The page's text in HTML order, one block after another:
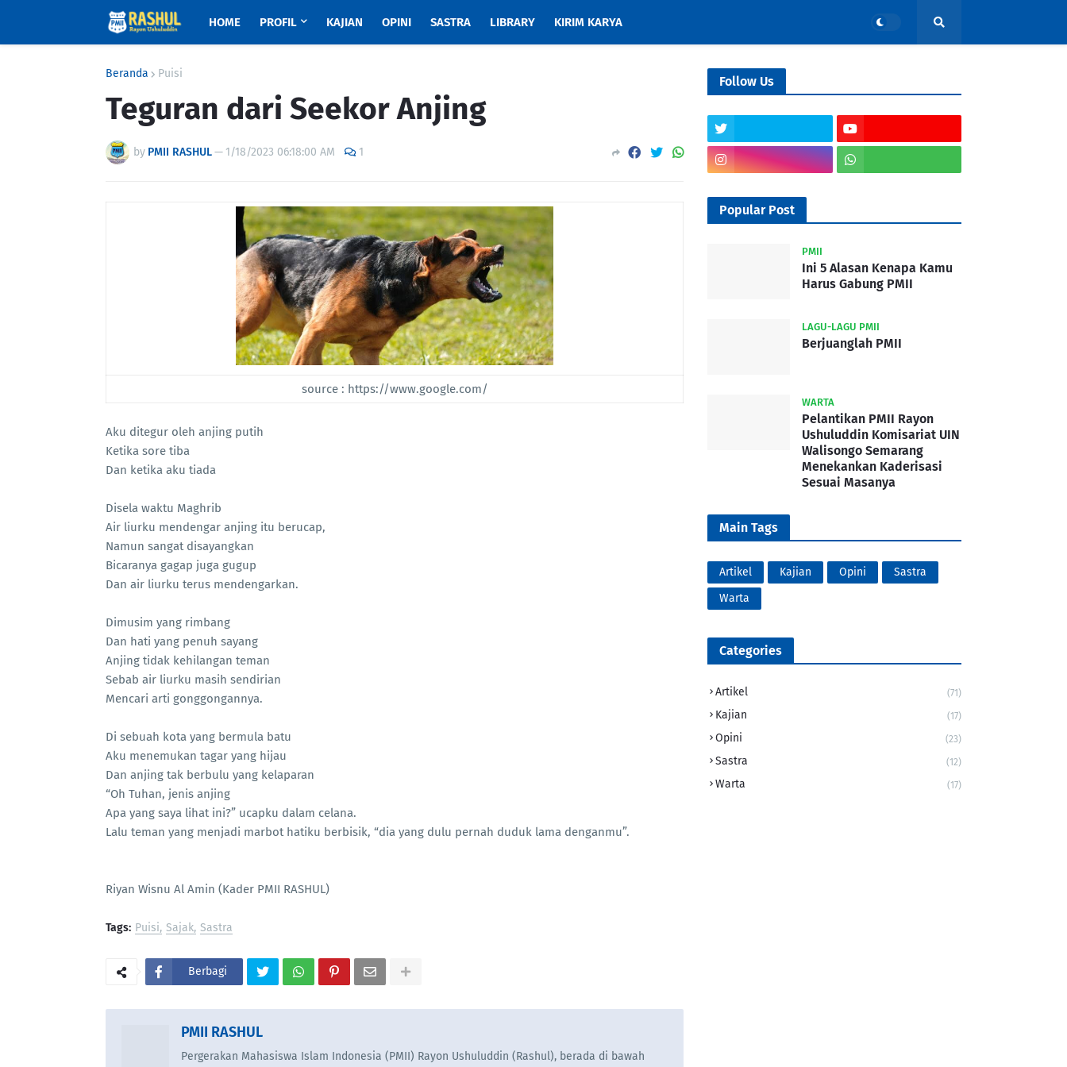
HOME PROFIL KAJIAN OPINI SASTRA LIBRARY KIRIM KARYA
Beranda Puisi
Teguran dari Seekor Anjing
by PMII RASHUL— 1/18/2023 06:18:00 AM 1
source : https://www.google.com/
Aku ditegur oleh anjing putih
Ketika sore tiba
Dan ketika aku tiada
Disela waktu Maghrib
Air liurku mendengar anjing itu berucap,
Namun sangat disayangkan
Bicaranya gagap juga gugup
Dan air liurku terus mendengarkan.
Dimusim yang rimbang
Dan hati yang penuh sayang
Anjing tidak kehilangan teman
Sebab air liurku masih sendirian
Mencari arti gonggongannya.
Di sebuah kota yang bermula batu
Aku menemukan tagar yang hijau
Dan anjing tak berbulu yang kelaparan
“Oh Tuhan, jenis anjing
Apa yang saya lihat ini?” ucapku dalam celana.
Lalu teman yang menjadi marbot hatiku berbisik, “dia yang dulu pernah duduk lama denganmu”.
Riyan Wisnu Al Amin (Kader PMII RASHUL)
Tags: Puisi Sajak Sastra
Berbagi
PMII RASHUL
Pergerakan Mahasiswa Islam Indonesia (PMII) Rayon Ushuluddin (Rashul), berada di bawah
Follow Us
Popular Post
PMII
Ini 5 Alasan Kenapa Kamu
Harus Gabung PMII
LAGU-LAGU PMII
Berjuanglah PMII
WARTA
Pelantikan PMII Rayon
Ushuluddin Komisariat UIN
Walisongo Semarang
Menekankan Kaderisasi
Sesuai Masanya
Main Tags
Artikel Kajian Opini
Sastra
Warta
Categories
Artikel (71)
Kajian (17)
Opini (23)
Sastra (12)
Warta (17)